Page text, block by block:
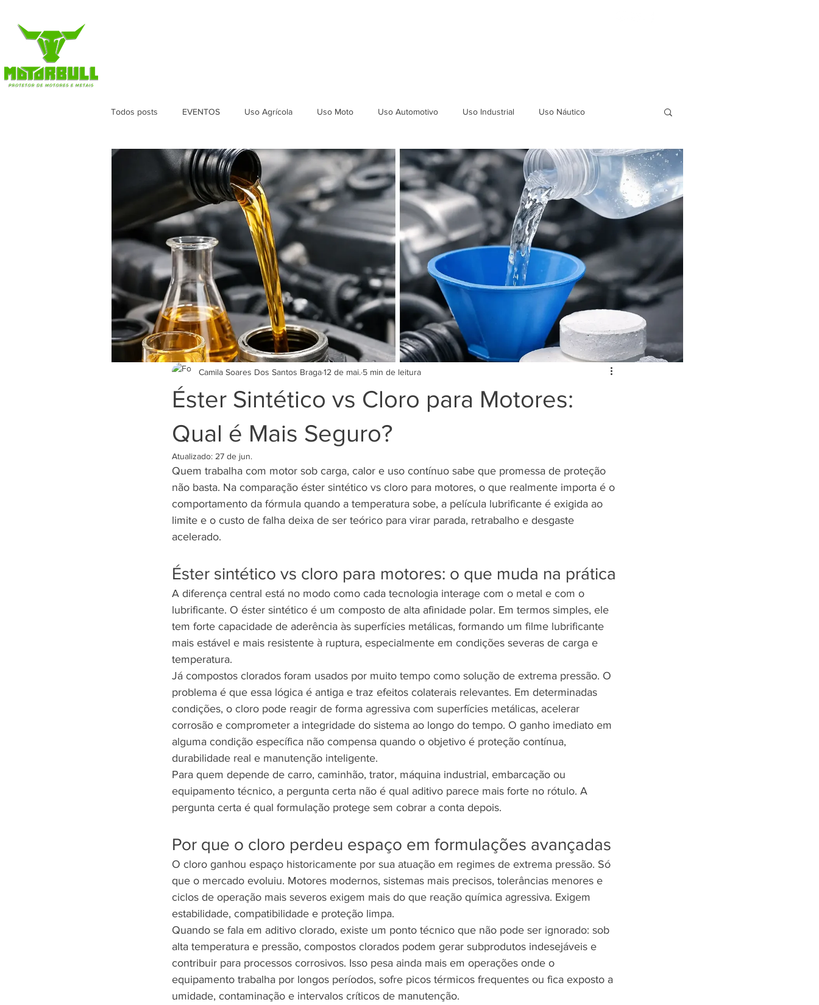
Todos posts EVENTOS Uso Agrícola Uso Moto Uso Automotivo Uso Industrial Uso Náutico
Éster Sintético vs Cloro para Motores:
Qual é Mais Seguro?
Camila Soares Dos Santos Braga12 de mai. 5 min de leitura
Atualizado: 27 de jun.
Quem trabalha com motor sob carga, calor e uso contínuo sabe que promessa de proteção
não basta. Na comparação éster sintético vs cloro para motores, o que realmente importa é o
comportamento da fórmula quando a temperatura sobe, a película lubrificante é exigida ao
limite e o custo de falha deixa de ser teórico para virar parada, retrabalho e desgaste
acelerado.
Éster sintético vs cloro para motores: o que muda na prática
A diferença central está no modo como cada tecnologia interage com o metal e com o
lubrificante. O éster sintético é um composto de alta afinidade polar. Em termos simples, ele
tem forte capacidade de aderência às superfícies metálicas, formando um filme lubrificante
mais estável e mais resistente à ruptura, especialmente em condições severas de carga e
temperatura.
Já compostos clorados foram usados por muito tempo como solução de extrema pressão. O
problema é que essa lógica é antiga e traz efeitos colaterais relevantes. Em determinadas
condições, o cloro pode reagir de forma agressiva com superfícies metálicas, acelerar
corrosão e comprometer a integridade do sistema ao longo do tempo. O ganho imediato em
alguma condição específica não compensa quando o objetivo é proteção contínua,
durabilidade real e manutenção inteligente.
Para quem depende de carro, caminhão, trator, máquina industrial, embarcação ou
equipamento técnico, a pergunta certa não é qual aditivo parece mais forte no rótulo. A
pergunta certa é qual formulação protege sem cobrar a conta depois.
Por que o cloro perdeu espaço em formulações avançadas
O cloro ganhou espaço historicamente por sua atuação em regimes de extrema pressão. Só
que o mercado evoluiu. Motores modernos, sistemas mais precisos, tolerâncias menores e
ciclos de operação mais severos exigem mais do que reação química agressiva. Exigem
estabilidade, compatibilidade e proteção limpa.
Quando se fala em aditivo clorado, existe um ponto técnico que não pode ser ignorado: sob
alta temperatura e pressão, compostos clorados podem gerar subprodutos indesejáveis e
contribuir para processos corrosivos. Isso pesa ainda mais em operações onde o
equipamento trabalha por longos períodos, sofre picos térmicos frequentes ou fica exposto a
umidade, contaminação e intervalos críticos de manutenção.